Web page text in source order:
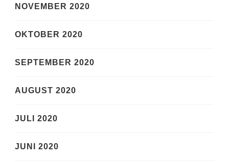
NOVEMBER 2020
OKTOBER 2020
SEPTEMBER 2020
AUGUST 2020
JULI 2020
JUNI 2020